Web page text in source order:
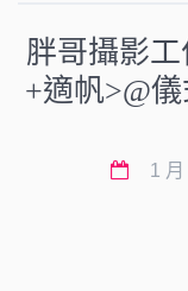
胖哥攝影
+適帆>@
1